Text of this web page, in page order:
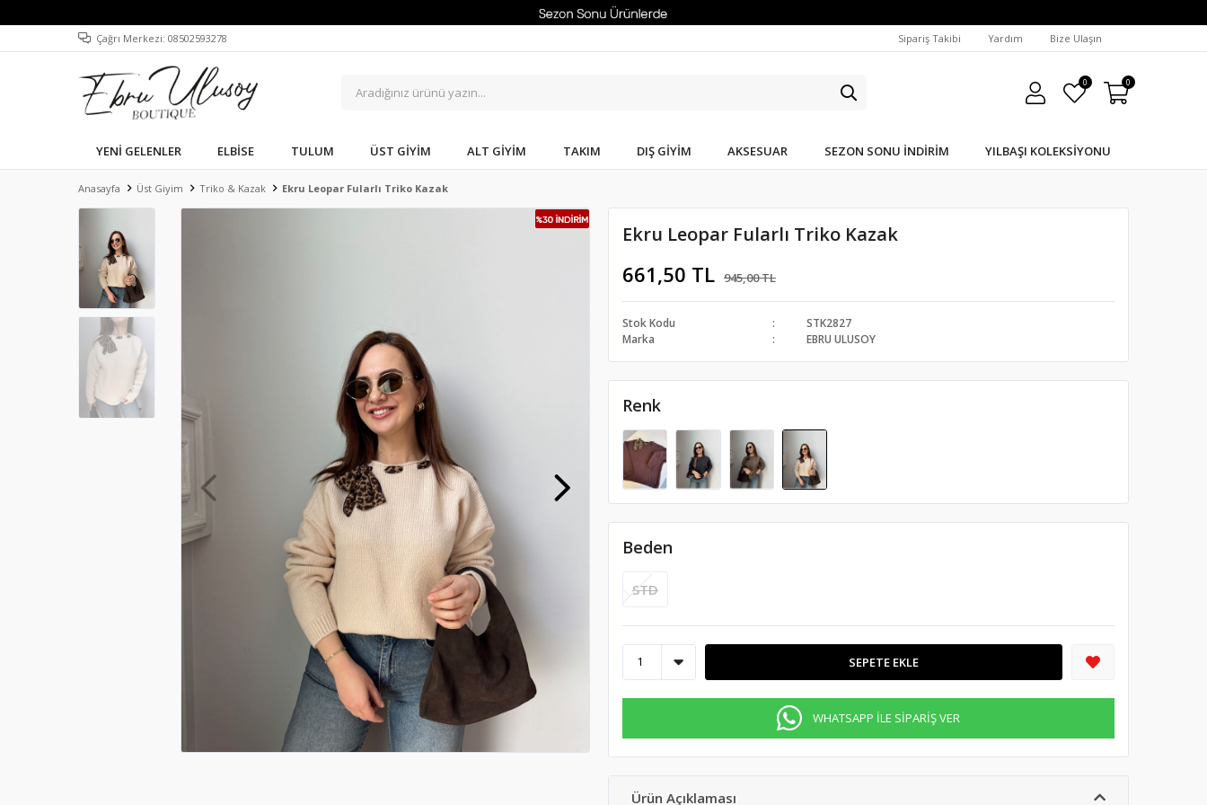
Çağrı Merkezi: 08502593278 Sipariş Takibi Yardım Bize Ulaşın
0 0
YENI GELENLER ELBISE TULUM ÜST GIYIM ALT GIYIM TAKIM DIŞ GIYIM AKSESUAR SEZON SONU İNDIRIM YILBAŞI KOLEKSIYONU
Anasayfa Üst Giyim Triko & Kazak Ekru Leopar Fularlı Triko Kazak
Ekru Leopar Fularlı Triko Kazak
661,50 TL 945,00 TL
Stok Kodu
STK2827
Marka
EBRU ULUSOY
Renk
Beden
STD
SEPETE EKLE
WHATSAPP İLE SİPARİŞ VER
Ürün Açıklaması